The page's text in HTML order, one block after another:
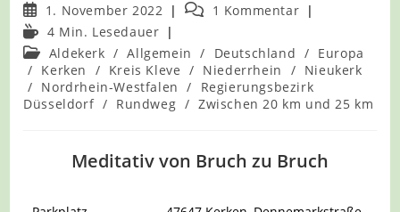
Beitrag
veröffentlicht:
1. November 2022
Beitrags-1 Kommentar
Lesedauer:
4 Min. Lesedauer
Beitrags-
Kategorie:
Aldekerk / Allgemein / Deutschland / Europa
/ Kerken / Kreis Kleve / Niederrhein / Nieukerk
/ Nordrhein-Westfalen /
Regierungsbezirk
Düsseldorf / Rundweg / Zwischen 20 km und 25 km
Meditativ von Bruch zu Bruch